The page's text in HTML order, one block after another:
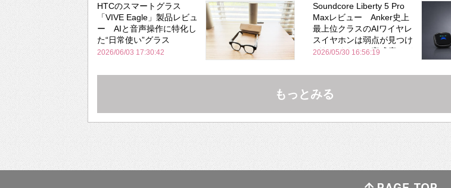
HTCのスマートグラス
「VIVE Eagle」製品レビュ
ー AIと音声操作に特化し
た“日常使い”グラス
2026/06/03 17:30:42
Soundcore Liberty 5 Pro
Maxレビュー Anker史上
最上位クラスのAIワイヤレ
スイヤホンは弱点が見つけ
づらいくらいの完成度にび
Bose並み
2026/05/30 16:56:19
もっとみる